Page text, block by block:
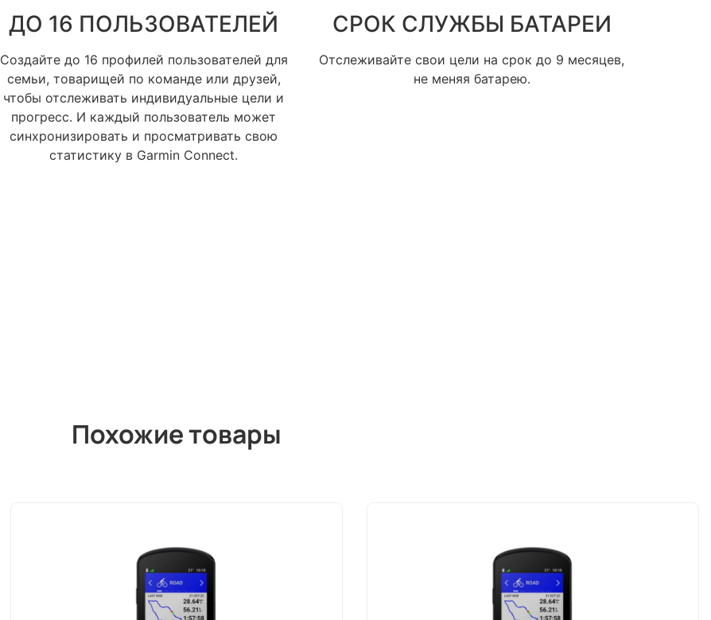
ДО 16 ПОЛЬЗОВАТЕЛЕЙ
Создайте до 16 профилей пользователей для
семьи, товарищей по команде или друзей,
чтобы отслеживать индивидуальные цели и
прогресс. И каждый пользователь может
синхронизировать и просматривать свою
статистику в Garmin Connect.
СРОК СЛУЖБЫ БАТАРЕИ
Отслеживайте свои цели на срок до 9 месяцев,
не меняя батарею.
Похожие товары